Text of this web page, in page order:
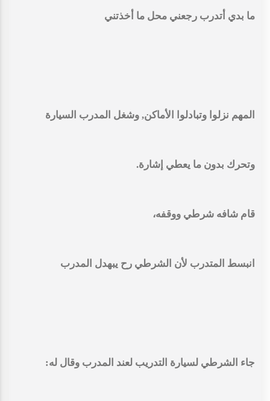
ما بدي أتدرب رجعني محل ما أخذتني
المهم نزلوا وتبادلوا الأماكن, وشغل المدرب السيارة
وتحرك بدون ما يعطي إشارة.
قام شافه شرطي ووقفه،
انبسط المتدرب لأن الشرطي رح يبهدل المدرب
جاء الشرطي لسيارة التدريب لعند المدرب وقال له: